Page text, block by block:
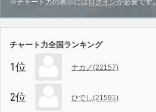
※チャート力の表示には ログインが必要です。
チャート力全国ランキング
1位 ナカノ(22157)
2位 ひでし(21591)